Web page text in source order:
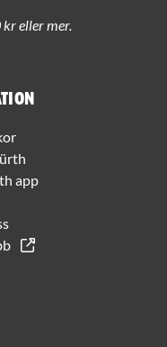
app
eller mer.